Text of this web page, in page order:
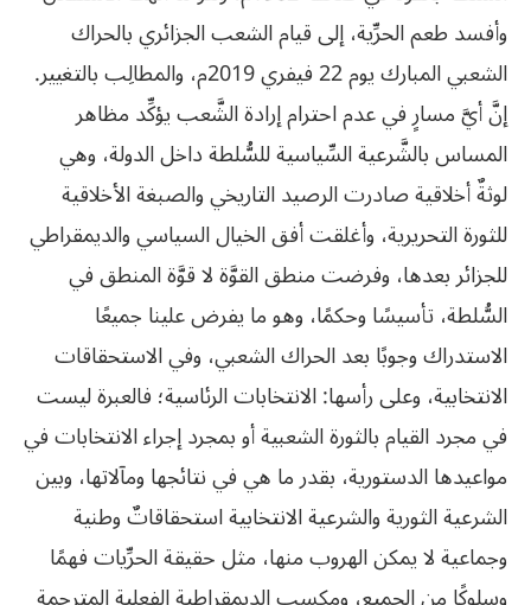
وأفسد طعم الحرِّية، إلى قيام الشعب الجزائري بالحراك
الشعبي المبارك يوم 22 فيفري 2019م، والمطالِب بالتغيير.
إنَّ أيَّ مسارٍ في عدم احترام إرادة الشَّعب يؤكِّد مظاهر
المساس بالشَّرعية السِّياسية للسُّلطة داخل الدولة، وهي
لوثةٌ أخلاقية صادرت الرصيد التاريخي والصبغة الأخلاقية
للثورة التحريرية، وأغلقت أفق الخيال السياسي والديمقراطي
للجزائر بعدها، وفرضت منطق القوَّة لا قوَّة المنطق في
السُّلطة، تأسيسًا وحكمًا، وهو ما يفرض علينا جميعًا
الاستدراك وجوبًا بعد الحراك الشعبي، وفي الاستحقاقات
الانتخابية، وعلى رأسها: الانتخابات الرئاسية؛ فالعبرة ليست
في مجرد القيام بالثورة الشعبية أو بمجرد إجراء الانتخابات في
مواعيدها الدستورية، بقدر ما هي في نتائجها ومآلاتها، وبين
الشرعية الثورية والشرعية الانتخابية استحقاقاتٌ وطنية
وجماعية لا يمكن الهروب منها، مثل حقيقة الحرِّيات فهمًا